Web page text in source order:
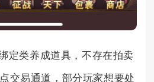
定类养成道具，不存在拍卖
交易通道，部分玩家想要处